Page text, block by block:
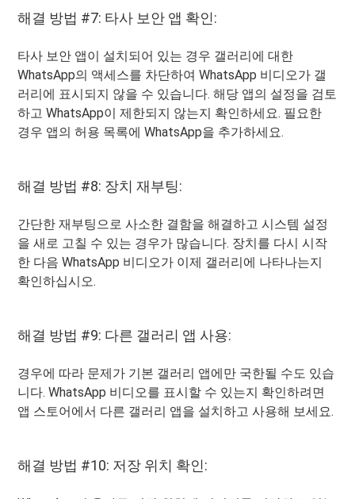
해결 방법 #7: 타사 보안 앱 확인:
타사 보안 앱이 설치되어 있는 경우 갤러리에 대한
WhatsApp의 액세스를 차단하여 WhatsApp 비디오가 갤
러리에 표시되지 않을 수 있습니다. 해당 앱의 설정을 검토
하고 WhatsApp이 제한되지 않는지 확인하세요. 필요한
경우 앱의 허용 목록에 WhatsApp을 추가하세요.
해결 방법 #8: 장치 재부팅:
간단한 재부팅으로 사소한 결함을 해결하고 시스템 설정
을 새로 고칠 수 있는 경우가 많습니다. 장치를 다시 시작
한 다음 WhatsApp 비디오가 이제 갤러리에 나타나는지
확인하십시오.
해결 방법 #9: 다른 갤러리 앱 사용:
경우에 따라 문제가 기본 갤러리 앱에만 국한될 수도 있습
니다. WhatsApp 비디오를 표시할 수 있는지 확인하려면
앱 스토어에서 다른 갤러리 앱을 설치하고 사용해 보세요.
해결 방법 #10: 저장 위치 확인: